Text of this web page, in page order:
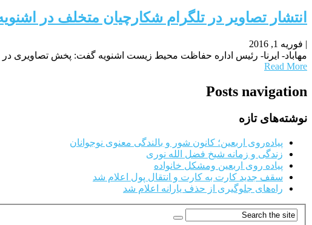
انتشار تصاویر در تلگرام شکارچیان متخلف در
| فوریه 1, 2016
مهاباد- ایرنا- رئیس اداره حفاظت محیط زیست اشنویه گفت: پخش تصاویری
Read More
Posts navigation
نوشته‌های تازه
پیاده‌روی اربعین؛ کانون شور و بالندگی معنوی نوجوانان
زندگی و زمانه شیخ فضل الله نوری
پیاده روی اربعین ومشکل خانواده
سقف جدید کارت به کارت و انتقال پول اعلام شد
راه‌های جلوگیری از حذف یارانه اعلام شد